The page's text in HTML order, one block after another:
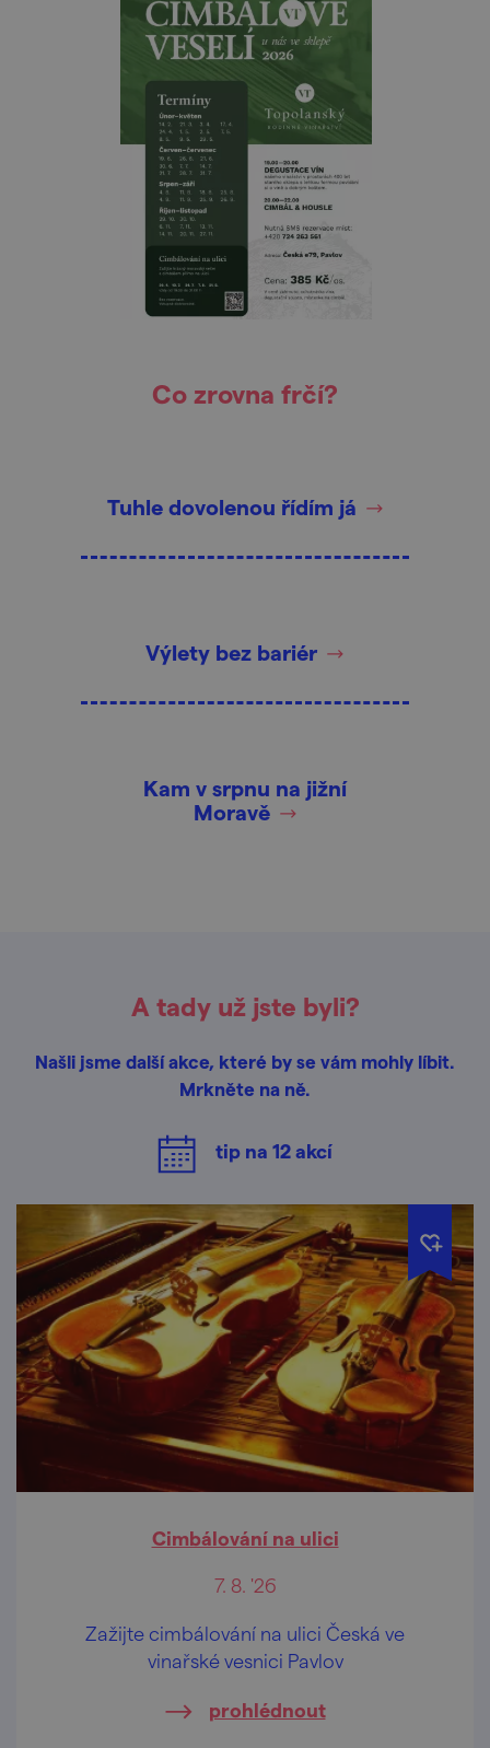
Co zrovna frčí?
Tuhle dovolenou řídím já
Výlety bez bariér
Kam v srpnu na jižní
Moravě
A tady už jste byli?
Našli jsme další akce, které by se vám mohly líbit.
Mrkněte na ně.
tip na 12akcí
Cimbálování na ulici
7. 8. '26
Zažijte cimbálování na ulici Česká ve
vinařské vesnici Pavlov
prohlédnout